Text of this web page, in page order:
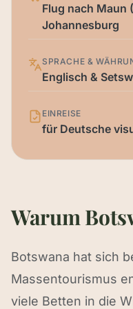
Flug nach Maun
Johannesburg
SPRACHE &
Englisch &
EINREISE
für Deutsche
Warum
Botswana hat sich
Massentourismus
viele Betten in die